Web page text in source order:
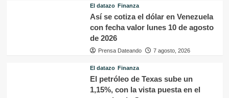
El datazo Finanza
Así se cotiza el dólar en Venezuela
con fecha valor lunes 10 de agosto
de 2026
Prensa Dateando 7 agosto, 2026
El datazo Finanza
El petróleo de Texas sube un
1,15%, con la vista puesta en el